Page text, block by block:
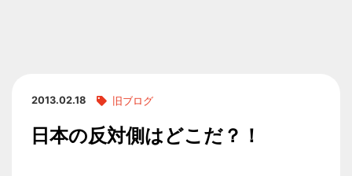
2013.02.18 旧ブログ
日本の反対側はどこだ？！